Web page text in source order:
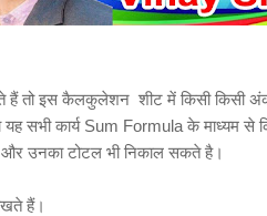
इस कैलकुलेशन शीट में किसी किसी अंको
कार्य Sum Formula के माध्यम से
उनका टोटल भी निकाल सकते है।
हैं।